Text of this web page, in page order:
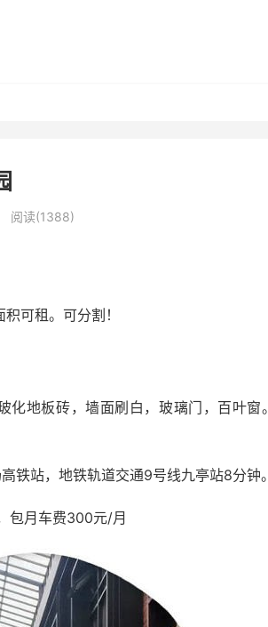
阅读(1388)
可租。可分割！
地板砖，墙面刷白，玻璃门，百叶窗。
铁站，地铁轨道交通9号线九亭站8分钟。
包月车费300元/月